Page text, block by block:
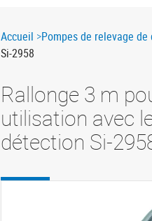
Breadcrumb
Accueil Pompes de relevage de
Si-2958
Rallonge 3 m
utilisation avec
détection Si-